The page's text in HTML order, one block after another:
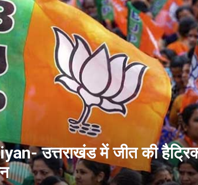
Dham Yatra News- चारधाम यात्रा मार्ग पर लगेंगी
Notice- 19 लाख लोगों तक पहुंचे एसआईआर नोटिस, अनमैप्ड
उत्तराखंड में जीत की